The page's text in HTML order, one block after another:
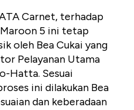
Carnet, terhadap
5 ini tetap
oleh Bea Cukai yang
Pelayanan Utama
Hatta. Sesuai
ini dilakukan Bea
dan keberadaan